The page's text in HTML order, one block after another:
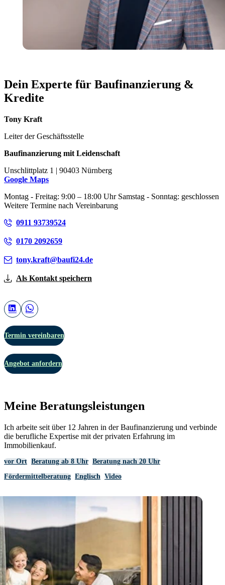
Dein Experte für Baufinanzierung &
Kredite
Tony Kraft
Leiter der Geschäftsstelle
Baufinanzierung mit Leidenschaft
Unschlittplatz 1 | 90403 Nürnberg
Google Maps
Montag - Freitag: 9:00 – 18:00 Uhr Samstag - Sonntag: geschlossen
Weitere Termine nach Vereinbarung
0911 93739524
0170 2092659
tony.kraft@baufi24.de
Als Kontakt speichern
Termin vereinbaren
Angebot anfordern
Meine Beratungsleistungen
Ich arbeite seit über 12 Jahren in der Baufinanzierung und verbinde
die berufliche Expertise mit der privaten Erfahrung im
Immobilienkauf.
vor Ort Beratung ab 8 Uhr Beratung nach 20 Uhr
Fördermittelberatung Englisch Video